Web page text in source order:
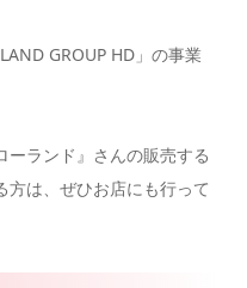
GROUP HD」の事業
ーランド』さんの販売する
方は、ぜひお店にも行って